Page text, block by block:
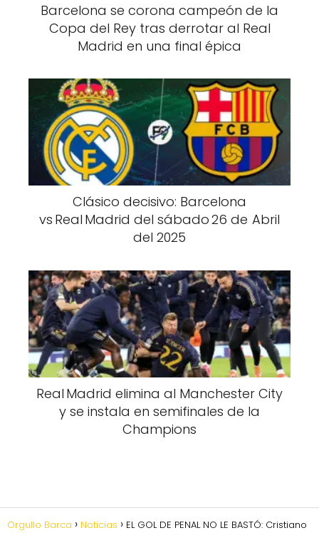
Barcelona se corona campeón de la
Copa del Rey tras derrotar al Real
Madrid en una final épica
Clásico decisivo: Barcelona
vs Real Madrid del sábado 26 de Abril
del 2025
Real Madrid elimina al Manchester City
y se instala en semifinales de la
Champions
Orgullo Barca Noticias
EL GOL DE PENAL NO LE BASTÓ: Cristiano